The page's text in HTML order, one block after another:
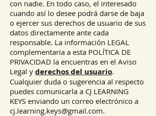
con nadie. En todo caso, el interesado
cuando así lo desee podrá darse de baja
o ejercer sus derechos de usuario de sus
datos directamente ante cada
responsable. La información LEGAL
complementaria a esta POLÍTICA DE
PRIVACIDAD la encuentras en el Aviso
Legal y derechos del usuario.
Cualquier duda o sugerencia al respecto
puedes comunicarla a CJ LEARNING
KEYS enviando un correo electrónico a
cj.learning.keys@gmail.com.